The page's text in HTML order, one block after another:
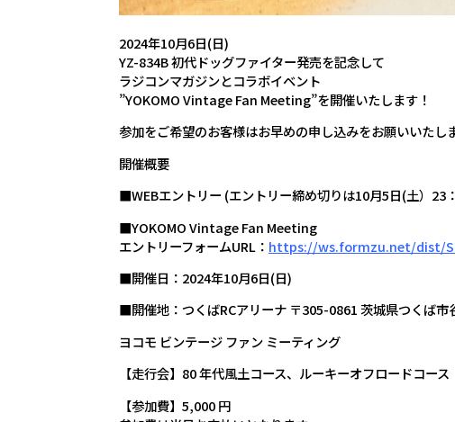
2024年10月6日(日)
YZ-834B 初代ドッグファイター発売を記念して
ラジコンマガジンとコラボイベント
”YOKOMO Vintage Fan Meeting”を開催いたします！
参加をご希望のお客様はお早めの申し込みをお願いいたしま
開催概要
■WEBエントリー (エントリー締め切りは10月5日(土）23
■YOKOMO Vintage Fan Meeting
エントリーフォームURL： https://ws.formzu.net/dist/
■開催日：2024年10月6日(日)
■開催地：つくばRCアリーナ 〒305-0861 茨城県つくば
ヨコモ ビンテージ ファン ミーティング
【走行会】80 年代風土コース、ルーキーオフロードコース
【参加費】5,000 円